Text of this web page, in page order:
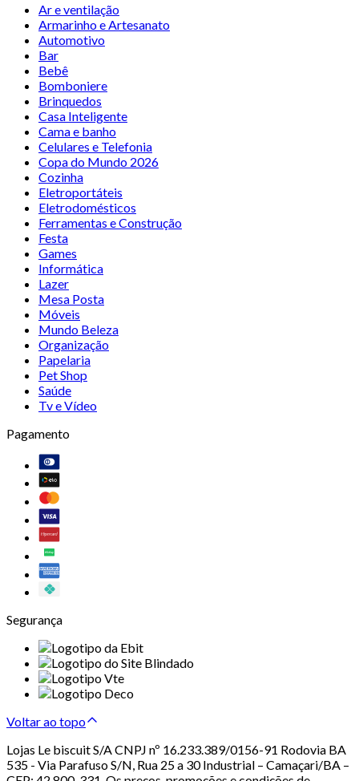
Ar e ventilação
Armarinho e Artesanato
Automotivo
Bar
Bebê
Bomboniere
Brinquedos
Casa Inteligente
Cama e banho
Celulares e Telefonia
Copa do Mundo 2026
Cozinha
Eletroportáteis
Eletrodomésticos
Ferramentas e Construção
Festa
Games
Informática
Lazer
Mesa Posta
Móveis
Mundo Beleza
Organização
Papelaria
Pet Shop
Saúde
Tv e Vídeo
Pagamento
Segurança
Voltar ao topo
Lojas Le biscuit S/A CNPJ nº 16.233.389/0156-91 Rodovia BA
535 - Via Parafuso S/N, Rua 25 a 30 Industrial – Camaçari/BA –